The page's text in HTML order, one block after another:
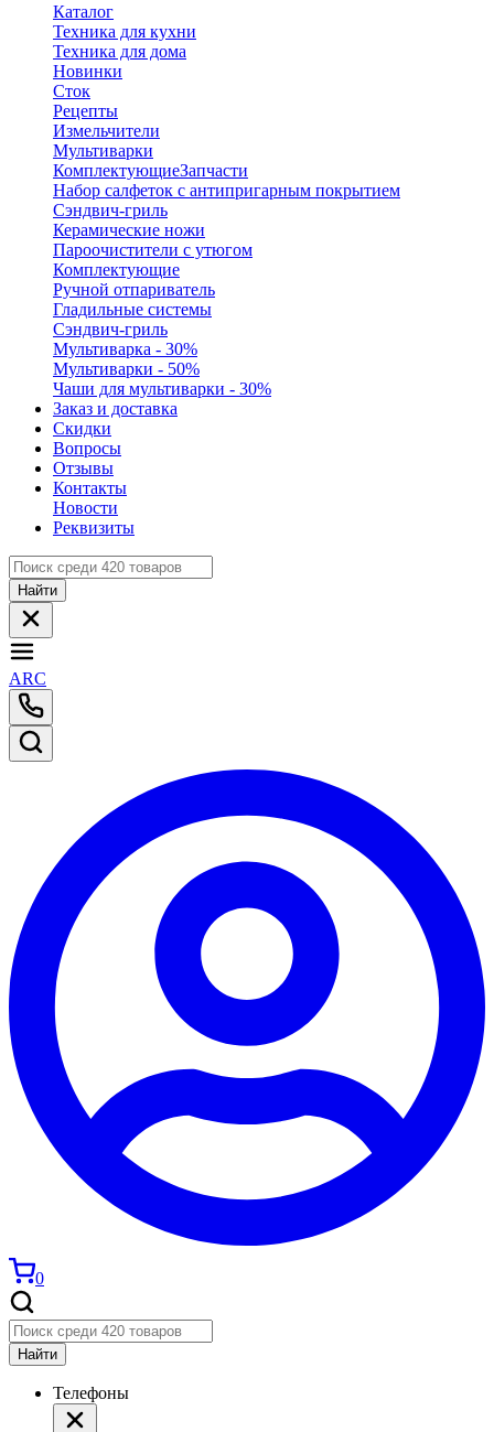
Каталог
Техника для кухни
Техника для дома
Новинки
Сток
Рецепты
Измельчители
Мультиварки
КомплектующиеЗапчасти
Набор салфеток с антипригарным покрытием
Сэндвич-гриль
Керамические ножи
Пароочистители с утюгом
Комплектующие
Ручной отпариватель
Гладильные системы
Сэндвич-гриль
Мультиварка - 30%
Мультиварки - 50%
Чаши для мультиварки - 30%
Заказ и доставка
Скидки
Вопросы
Отзывы
Контакты
Новости
Реквизиты
Найти
ARC
0
Найти
Телефоны